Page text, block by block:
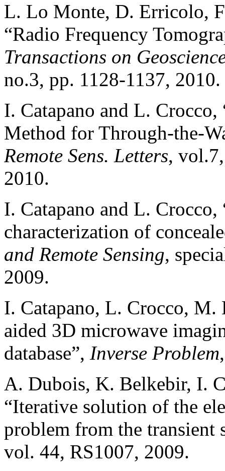
L. Lo Monte, D. Erricolo,
“Radio Frequency
Transactions on
no.3, pp. 1128-1137, 2010.
I. Catapano and L.
Method for Through-the-
Remote Sens. Letters,
2010.
I. Catapano and L.
characterization of
and Remote Sensing,
2009.
I. Catapano, L. Crocco, M.
aided 3D microwave
database”, Inverse Problem
A. Dubois, K. Belkebir, I.
“Iterative solution of the
problem from the transient
vol. 44, RS1007, 2009.